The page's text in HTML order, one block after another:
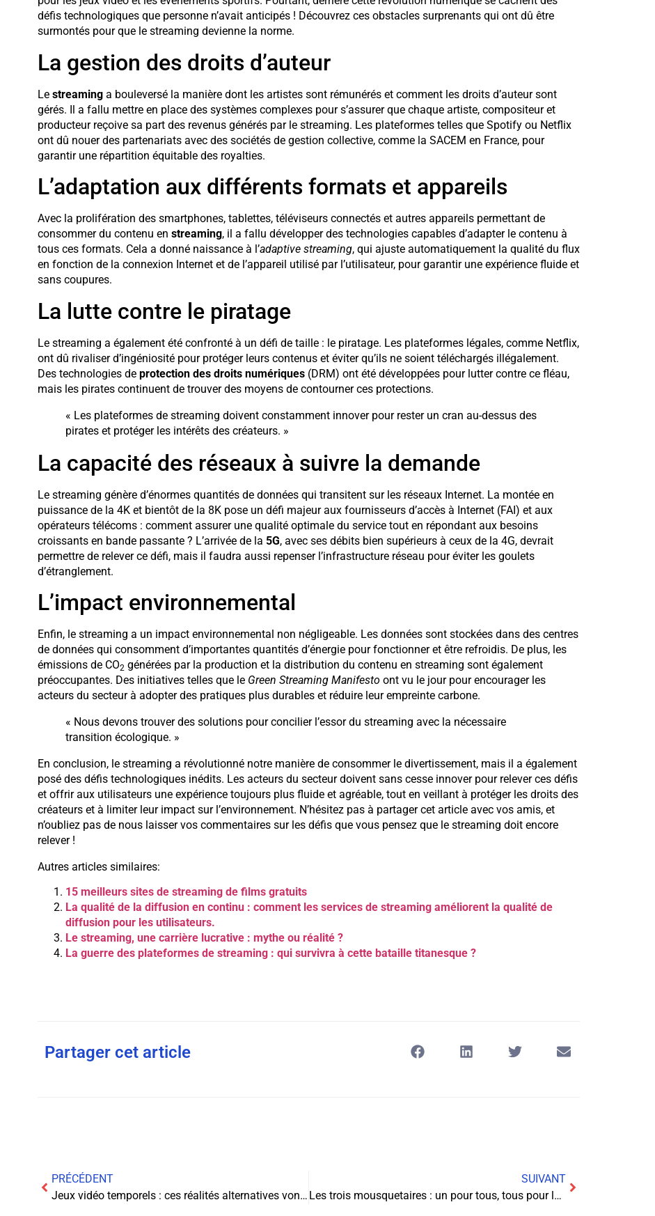
défis technologiques que personne n’avait anticipés ! Découvrez ces obstacles surprenants qui ont dû être
surmontés pour que le streaming devienne la norme.
La gestion des droits d’auteur
Le streaminga bouleversé la manière dont les artistes sont rémunérés et comment les droits d’auteur sont
gérés. Il a fallu mettre en place des systèmes complexes pour s’assurer que chaque artiste, compositeur et
producteur reçoive sa part des revenus générés par le streaming. Les plateformes telles que Spotify ou Netflix
ont dû nouer des partenariats avec des sociétés de gestion collective, comme la SACEM en France, pour
garantir une répartition équitable des royalties.
L’adaptation aux différents formats et appareils
Avec la prolifération des smartphones, tablettes, téléviseurs connectés et autres appareils permettant de
consommer du contenu en streaming, il a fallu développer des technologies capables d’adapter le contenu à
tous ces formats. Cela a donné naissance à l’adaptive streaming, qui ajuste automatiquement la qualité du flux
en fonction de la connexion Internet et de l’appareil utilisé par l’utilisateur, pour garantir une expérience fluide et
sans coupures.
La lutte contre le piratage
Le streaming a également été confronté à un défi de taille : le piratage. Les plateformes légales, comme Netflix,
ont dû rivaliser d’ingéniosité pour protéger leurs contenus et éviter qu’ils ne soient téléchargés illégalement.
Des technologies de protection des droits numériques(DRM) ont été développées pour lutter contre ce fléau,
mais les pirates continuent de trouver des moyens de contourner ces protections.
« Les plateformes de streaming doivent constamment innover pour rester un cran au-dessus des
pirates et protéger les intérêts des créateurs. »
La capacité des réseaux à suivre la demande
Le streaming génère d’énormes quantités de données qui transitent sur les réseaux Internet. La montée en
puissance de la 4K et bientôt de la 8K pose un défi majeur aux fournisseurs d’accès à Internet (FAI) et aux
opérateurs télécoms : comment assurer une qualité optimale du service tout en répondant aux besoins
croissants en bande passante ? L’arrivée de la 5G, avec ses débits bien supérieurs à ceux de la 4G, devrait
permettre de relever ce défi, mais il faudra aussi repenser l’infrastructure réseau pour éviter les goulets
d’étranglement.
L’impact environnemental
Enfin, le streaming a un impact environnemental non négligeable. Les données sont stockées dans des centres
de données qui consomment d’importantes quantités d’énergie pour fonctionner et être refroidis. De plus, les
émissions de CO2 générées par la production et la distribution du contenu en streaming sont également
préoccupantes. Des initiatives telles que le Green Streaming Manifesto ont vu le jour pour encourager les
acteurs du secteur à adopter des pratiques plus durables et réduire leur empreinte carbone.
« Nous devons trouver des solutions pour concilier l’essor du streaming avec la nécessaire
transition écologique. »
En conclusion, le streaming a révolutionné notre manière de consommer le divertissement, mais il a également
posé des défis technologiques inédits. Les acteurs du secteur doivent sans cesse innover pour relever ces défis
et offrir aux utilisateurs une expérience toujours plus fluide et agréable, tout en veillant à protéger les droits des
créateurs et à limiter leur impact sur l’environnement. N’hésitez pas à partager cet article avec vos amis, et
n’oubliez pas de nous laisser vos commentaires sur les défis que vous pensez que le streaming doit encore
relever !
Autres articles similaires:
15 meilleurs sites de streaming de films gratuits
La qualité de la diffusion en continu : comment les services de streaming améliorent la qualité de
diffusion pour les utilisateurs.
Le streaming, une carrière lucrative : mythe ou réalité ?
La guerre des plateformes de streaming : qui survivra à cette bataille titanesque ?
Partager cet article
PRÉCÉDENT
Jeux vidéo temporels : ces réalités alternatives vont vous faire perdre la tête !
SUIVANT
Les trois mousquetaires : un pour tous, tous pour le Wi-Fi!